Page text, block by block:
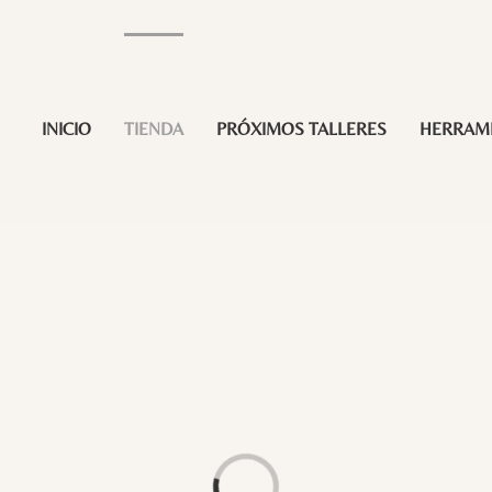
INICIO TIENDA PRÓXIMOS TALLERES
Loading...